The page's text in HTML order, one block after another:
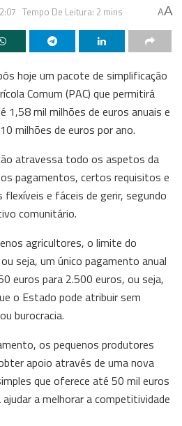
Tempo De Leitura: 2 mins AA
hoje um pacote de simplificação
Comum (PAC) que permitirá
1,58 mil milhões de euros anuais e
milhões de euros por ano.
atravessa todo os aspetos da
pagamentos, certos requisitos e
e fáceis de gerir, segundo
comunitário.
agricultores, o limite do
seja, um único pagamento anual
euros para 2.500 euros, ou seja,
o Estado pode atribuir sem
burocracia.
os pequenos produtores
apoio através de uma nova
que oferece até 50 mil euros
a melhorar a competitividade